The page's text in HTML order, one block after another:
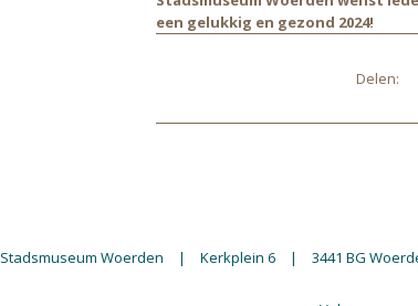
een gelukkig en gezond 2024!
Delen:
Stadsmuseum Woerden | Kerkplein 6 | 3441 BG